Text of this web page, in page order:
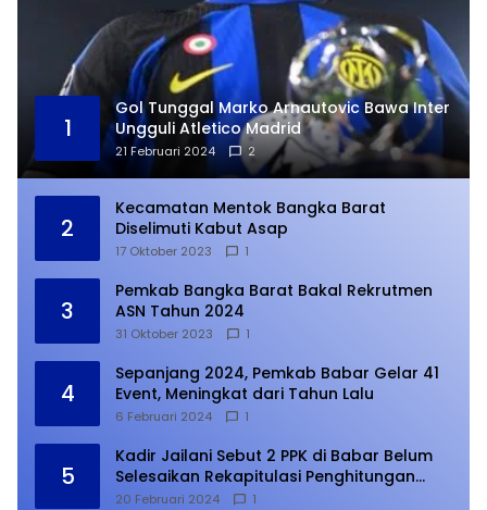
1
Gol Tunggal Marko Arnautovic Bawa Inter
Ungguli Atletico Madrid
21 Februari 2024 2
2
Kecamatan Mentok Bangka Barat
Diselimuti Kabut Asap
17 Oktober 2023 1
3
Pemkab Bangka Barat Bakal Rekrutmen
ASN Tahun 2024
31 Oktober 2023 1
4
Sepanjang 2024, Pemkab Babar Gelar 41
Event, Meningkat dari Tahun Lalu
6 Februari 2024 1
5
Kadir Jailani Sebut 2 PPK di Babar Belum
Selesaikan Rekapitulasi Penghitungan
Suara
20 Februari 2024 1